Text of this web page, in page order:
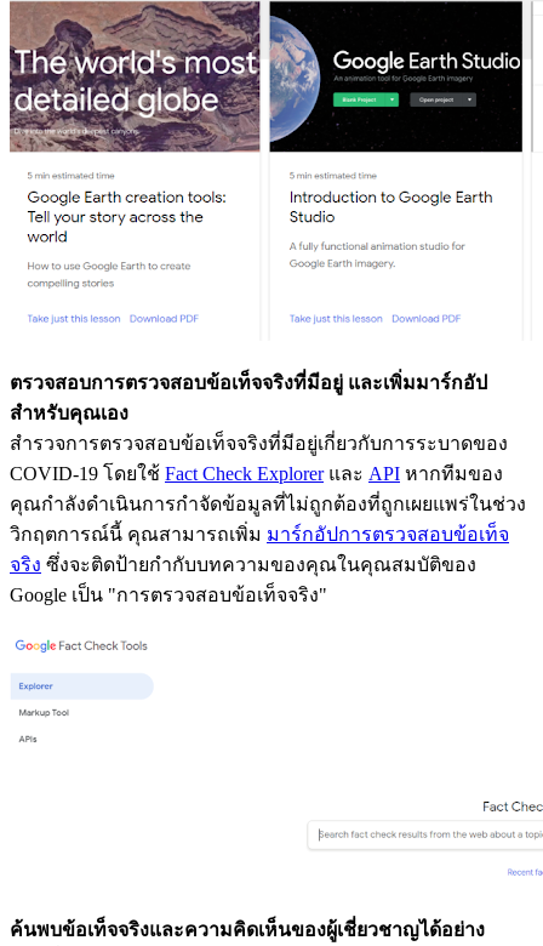
ตรวจสอบการตรวจสอบข้อเท็จจริงที่มีอยู่ และเพิ่มมาร์กอัป
สำหรับคุณเอง
สำรวจการตรวจสอบข้อเท็จจริงที่มีอยู่เกี่ยวกับการระบาดของ
COVID-19 โดยใช้ Fact Check Explorerและ API หากทีมของ
คุณกำลังดำเนินการกำจัดข้อมูลที่ไม่ถูกต้องที่ถูกเผยแพร่ในช่วง
วิกฤตการณ์นี้ คุณสามารถเพิ่ม มาร์กอัปการตรวจสอบข้อเท็จ
จริง ซึ่งจะติดป้ายกำกับบทความของคุณในคุณสมบัติของ
Google เป็น "การตรวจสอบข้อเท็จจริง"
ค้นพบข้อเท็จจริงและความคิดเห็นของผู้เชี่ยวชาญได้อย่าง